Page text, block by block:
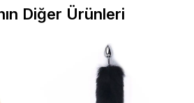
Diğer Ürünleri